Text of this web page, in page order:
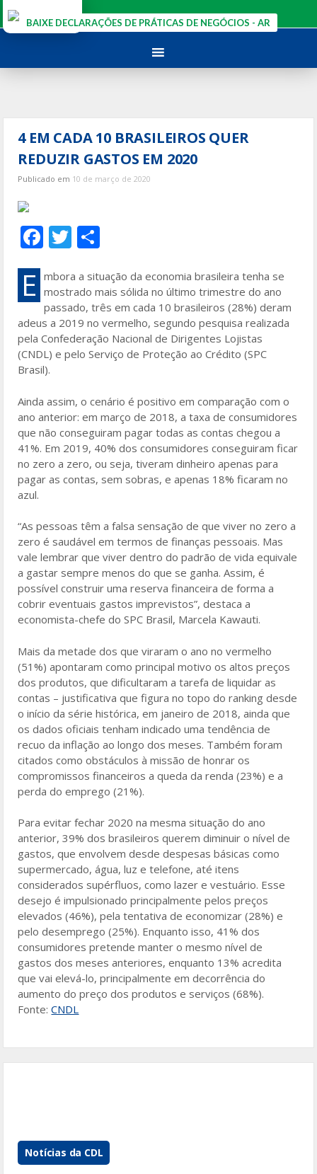
para
BAIXE DECLARAÇÕES DE PRÁTICAS DE NEGÓCIOS - AR
4 EM CADA 10 BRASILEIROS QUER
REDUZIR GASTOS EM 2020
Publicado em 10 de março de 2020
F
ac
e
b
o
o
k
T
w
itt
er
ar
e
E
mbora a situação da economia brasileira tenha se
mostrado mais sólida no último trimestre do ano
passado, três em cada 10 brasileiros (28%) deram
adeus a 2019 no vermelho, segundo pesquisa realizada
pela Confederação Nacional de Dirigentes Lojistas
(CNDL) e pelo Serviço de Proteção ao Crédito (SPC
Brasil).
Ainda assim, o cenário é positivo em comparação com o
ano anterior: em março de 2018, a taxa de consumidores
que não conseguiram pagar todas as contas chegou a
41%. Em 2019, 40% dos consumidores conseguiram ficar
no zero a zero, ou seja, tiveram dinheiro apenas para
pagar as contas, sem sobras, e apenas 18% ficaram no
azul.
“As pessoas têm a falsa sensação de que viver no zero a
zero é saudável em termos de finanças pessoais. Mas
vale lembrar que viver dentro do padrão de vida equivale
a gastar sempre menos do que se ganha. Assim, é
possível construir uma reserva financeira de forma a
cobrir eventuais gastos imprevistos”, destaca a
economista-chefe do SPC Brasil, Marcela Kawauti.
Mais da metade dos que viraram o ano no vermelho
(51%) apontaram como principal motivo os altos preços
dos produtos, que dificultaram a tarefa de liquidar as
contas – justificativa que figura no topo do ranking desde
o início da série histórica, em janeiro de 2018, ainda que
os dados oficiais tenham indicado uma tendência de
recuo da inflação ao longo dos meses. Também foram
citados como obstáculos à missão de honrar os
compromissos financeiros a queda da renda (23%) e a
perda do emprego (21%).
Para evitar fechar 2020 na mesma situação do ano
anterior, 39% dos brasileiros querem diminuir o nível de
gastos, que envolvem desde despesas básicas como
supermercado, água, luz e telefone, até itens
considerados supérfluos, como lazer e vestuário. Esse
desejo é impulsionado principalmente pelos preços
elevados (46%), pela tentativa de economizar (28%) e
pelo desemprego (25%). Enquanto isso, 41% dos
consumidores pretende manter o mesmo nível de
gastos dos meses anteriores, enquanto 13% acredita
que vai elevá-lo, principalmente em decorrência do
aumento do preço dos produtos e serviços (68%).
Fonte:CNDL
Notícias da CDL